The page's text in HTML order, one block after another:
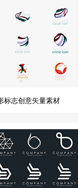
标志创意矢量素材